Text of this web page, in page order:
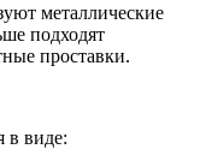
металлические
подходят
проставки.
в виде: